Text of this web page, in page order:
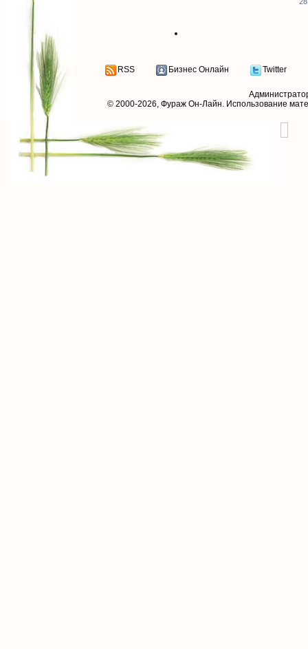
RSS Бизнес Онлайн Twitter
© 2000-2026, Фураж Он-Лайн. Использование